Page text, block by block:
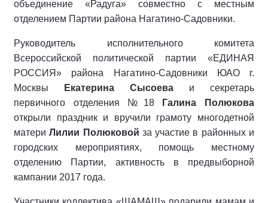
объединение «Радуга» совместно с местным
отделением Партии района Нагатино-Садовники.
Руководитель исполнительного комитета
Всероссийской политической партии «ЕДИНАЯ
РОССИЯ» района Нагатино-Садовники ЮАО г.
Москвы
Екатерина Сысоева и секретарь
первичного отделения №18
Галина Полюкова
открыли праздник и вручили грамоту многодетной
материЛилии Полюковой за участие в районных и
городских мероприятиях, помощь местному
отделению Партии, активность в предвыборной
кампании 2017 года.